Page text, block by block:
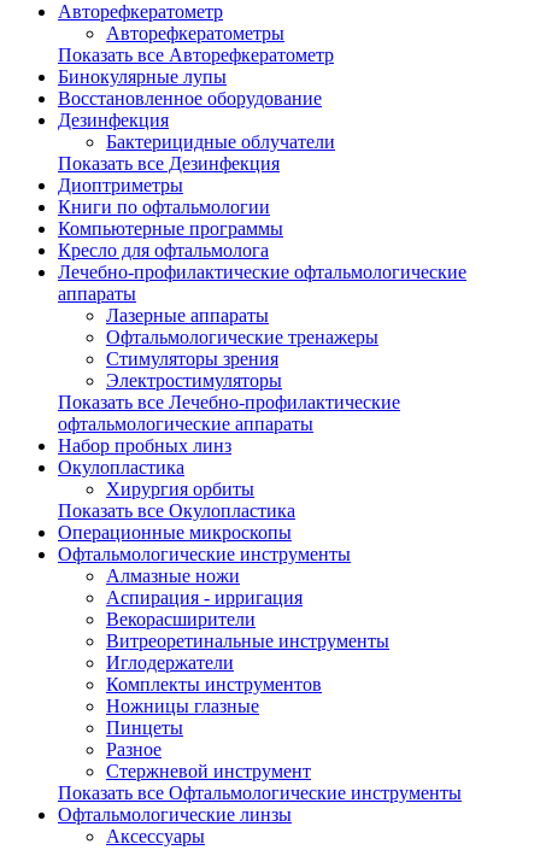
Авторефкератометр
Авторефкератометры
Показать все Авторефкератометр
Бинокулярные лупы
Восстановленное оборудование
Дезинфекция
Бактерицидные облучатели
Показать все Дезинфекция
Диоптриметры
Книги по офтальмологии
Компьютерные программы
Кресло для офтальмолога
Лечебно-профилактические офтальмологические
аппараты
Лазерные аппараты
Офтальмологические тренажеры
Стимуляторы зрения
Электростимуляторы
Показать все Лечебно-профилактические
офтальмологические аппараты
Набор пробных линз
Окулопластика
Хирургия орбиты
Показать все Окулопластика
Операционные микроскопы
Офтальмологические инструменты
Алмазные ножи
Аспирация - ирригация
Векорасширители
Витреоретинальные инструменты
Иглодержатели
Комплекты инструментов
Ножницы глазные
Пинцеты
Разное
Стержневой инструмент
Показать все Офтальмологические инструменты
Офтальмологические линзы
Аксессуары